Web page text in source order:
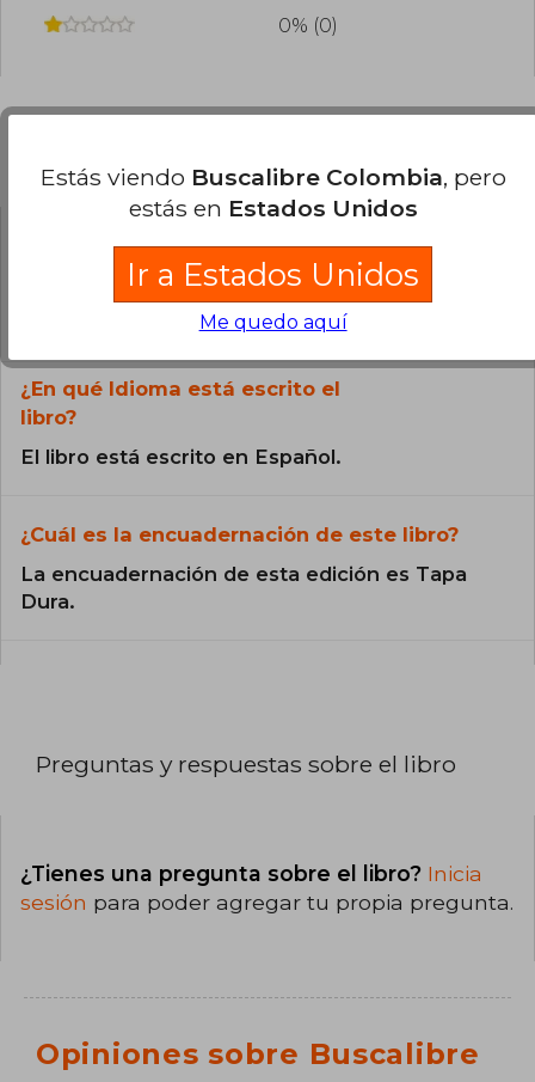
0% (0)
Preguntas frecuentes sobre el libro
Todos los libros de nuestro
catálogo son Originales.
¿En qué Idioma está escrito el
libro?
El libro está escrito en Español.
¿Cuál es la encuadernación de este libro?
La encuadernación de esta edición es Tapa
Dura.
Preguntas y respuestas sobre el libro
¿Tienes una pregunta sobre el libro? Inicia
sesión para poder agregar tu propia pregunta.
Opiniones sobre Buscalibre
Estás viendo Buscalibre Colombia, pero
estás en Estados Unidos
Ir a Estados Unidos
Me quedo aquí